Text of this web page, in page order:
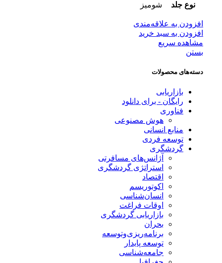
نوع جلد شومیز
افزودن به علاقه‌مندی
افزودن به سبد خرید
مشاهده سریع
بستن
دسته‌های محصولات
بازاریابی
رایگان - برای دانلود
فناوری
هوش مصنوعی
منابع انسانی
توسعه فردی
گردشگری
آژانس‌های مسافرتی
استراتژی گردشگری
اقتصاد
اکوتوریسم
انسان‌شناسی
اوقات فراغت
بازاریابی گردشگری
بحران
برنامه‌ریزی‌وتوسعه
توسعه پایدار
جامعه‌شناسی